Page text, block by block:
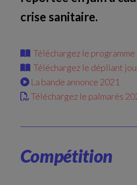
crise sanitaire.
Téléchargez le programme
Téléchargez le dépliant
La bande annonce 2021
Téléchargez le palmarès
Compétition